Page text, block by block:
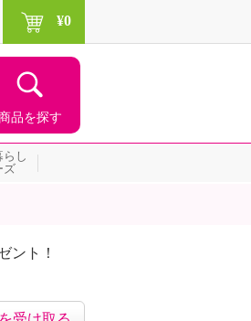
品を探す
¥0
し
ズ
ント！